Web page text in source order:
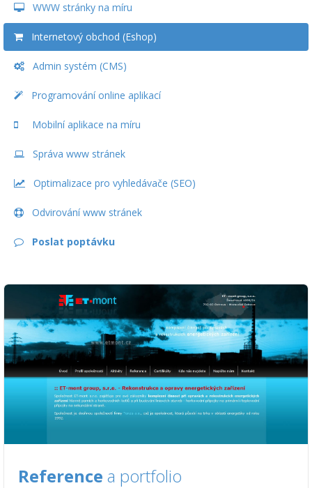
WWW stránky na míru
Internetový obchod (Eshop)
Admin systém (CMS)
Programování online aplikací
Mobilní aplikace na míru
Správa www stránek
Optimalizace pro vyhledávače (SEO)
Odvirování www stránek
Poslat poptávku
Reference a portfolio